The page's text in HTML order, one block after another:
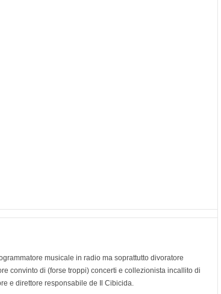
musicale in radio ma soprattutto divoratore
convinto di (forse troppi) concerti e collezionista incallito di
e direttore responsabile de Il Cibicida.